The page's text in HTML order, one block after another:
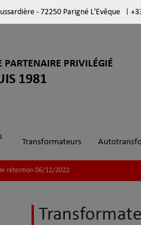
- 72250 Parigné L'Evêque
PARTENAIRE PRIVILÉGIÉ
1981
Transformateurs
rétention 06/12/2022